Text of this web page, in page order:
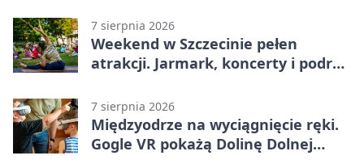
7 sierpnia 2026
Weekend w Szczecinie pełen
atrakcji. Jarmark, koncerty i podróż
7 sierpnia 2026
Międzyodrze na wyciągnięcie ręki.
Gogle VR pokażą Dolinę Dolnej